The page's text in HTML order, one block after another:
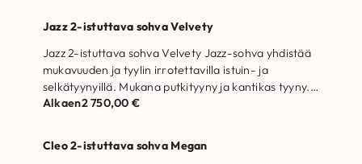
Jazz 2-istuttava sohva Velvety
Jazz 2-istuttava sohva Velvety Jazz-sohva yhdistää
mukavuuden ja tyylin irrotettavilla istuin- ja
selkätyynyillä. Mukana putkityyny ja kantikas tyyny.
Valmistettu Suomessa.…
Alkaen2 750,00€
Cleo 2-istuttava sohva Megan